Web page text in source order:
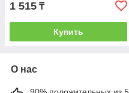
1 515 ₸
Купить
О нас